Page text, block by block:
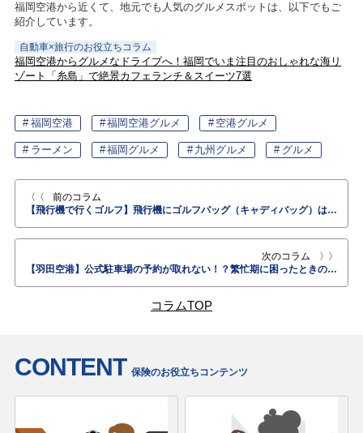
福岡空港から近くて、地元でも人気のグルメスポットは、以下でもご
紹介しています。
自動車×旅行のお役立ちコラム
福岡空港からグルメなドライブへ！福岡でいま注目のおしゃれな海リ
ゾート「糸島」で絶景カフェランチ＆スイーツ7選
福岡空港 福岡空港グルメ 空港グルメ
ラーメン 福岡グルメ 九州グルメ グルメ
前のコラム
【飛行機で行くゴルフ】飛行機にゴルフバッグ（キャディバッグ）はどうすれば持っていける？【ANA国内線の場合】
次のコラム
【羽田空港】公式駐車場の予約が取れない！？繁忙期に困ったときの当日対応策＆発想の転換でこんな別手段も
コラムTOP
CONTENT 保険のお役立ちコンテンツ